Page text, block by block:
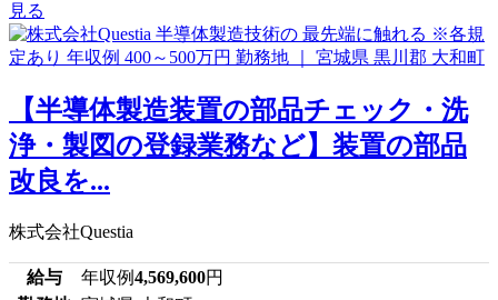
見る
【半導体製造装置の部品チェック・洗
浄・製図の登録業務など】装置の部品
改良を...
株式会社Questia
給与 年収例4,569,600円